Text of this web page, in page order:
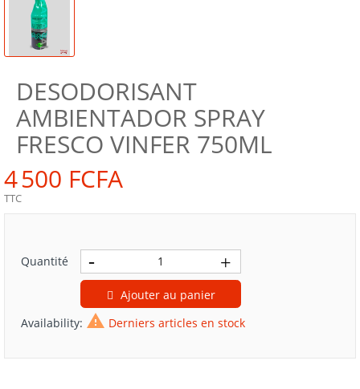
DESODORISANT
AMBIENTADOR SPRAY
FRESCO VINFER 750ML
4 500 FCFA
TTC
Quantité
Ajouter au panier
Availability:  Derniers articles en stock